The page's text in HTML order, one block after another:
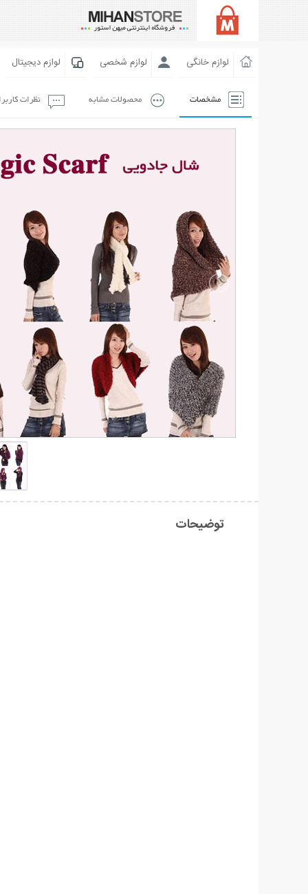
لوازم خانگی لوازم شخصی لوازم دیجیتال
مشخصات محصولات مشابه نظرات
توضیحات